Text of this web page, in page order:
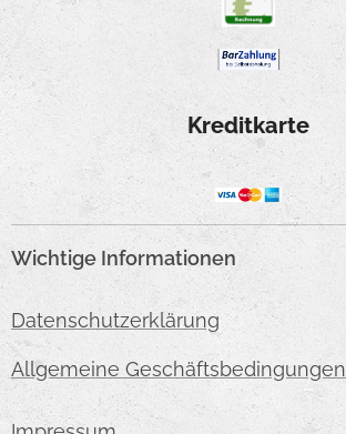
Kreditkarte
Wichtige Informationen
Datenschutzerklärung
Allgemeine Geschäftsbedingungen